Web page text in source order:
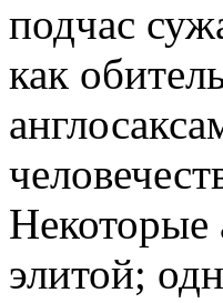
подчас
как
Некоторые
элитой;